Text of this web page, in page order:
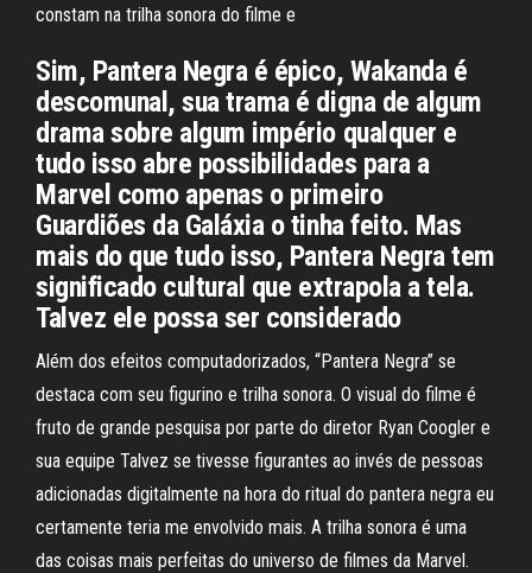
constam na trilha sonora do filme e
Sim, Pantera Negra é épico, Wakanda é
descomunal, sua trama é digna de algum
drama sobre algum império qualquer e
tudo isso abre possibilidades para a
Marvel como apenas o primeiro
Guardiões da Galáxia o tinha feito. Mas
mais do que tudo isso, Pantera Negra tem
significado cultural que extrapola a tela.
Talvez ele possa ser considerado
Além dos efeitos computadorizados, “Pantera Negra” se
destaca com seu figurino e trilha sonora. O visual do filme é
fruto de grande pesquisa por parte do diretor Ryan Coogler e
sua equipe Talvez se tivesse figurantes ao invés de pessoas
adicionadas digitalmente na hora do ritual do pantera negra eu
certamente teria me envolvido mais. A trilha sonora é uma
das coisas mais perfeitas do universo de filmes da Marvel.